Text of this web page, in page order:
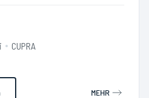
CUPRA
MEHR